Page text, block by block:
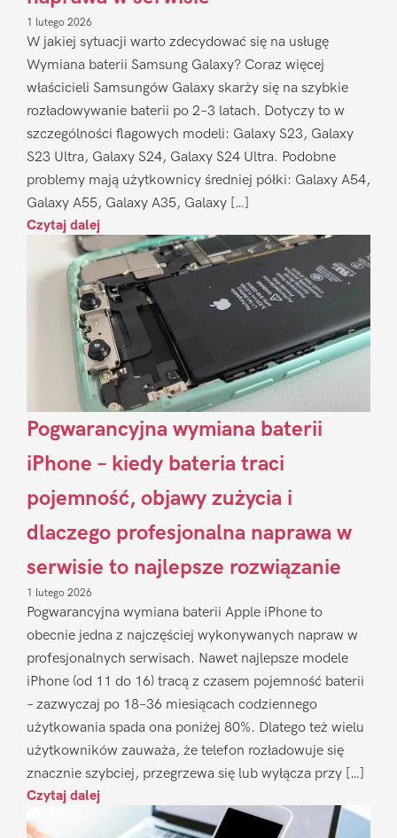
1 lutego 2026
W jakiej sytuacji warto zdecydować się na usługę
Wymiana baterii Samsung Galaxy? Coraz więcej
właścicieli Samsungów Galaxy skarży się na szybkie
rozładowywanie baterii po 2–3 latach. Dotyczy to w
szczególności flagowych modeli: Galaxy S23, Galaxy
S23 Ultra, Galaxy S24, Galaxy S24 Ultra. Podobne
problemy mają użytkownicy średniej półki: Galaxy A54,
Galaxy A55, Galaxy A35, Galaxy […]
Czytaj dalej
Pogwarancyjna wymiana baterii
iPhone – kiedy bateria traci
pojemność, objawy zużycia i
dlaczego profesjonalna naprawa w
serwisie to najlepsze rozwiązanie
1 lutego 2026
Pogwarancyjna wymiana baterii Apple iPhone to
obecnie jedna z najczęściej wykonywanych napraw w
profesjonalnych serwisach. Nawet najlepsze modele
iPhone (od 11 do 16) tracą z czasem pojemność baterii
– zazwyczaj po 18–36 miesiącach codziennego
użytkowania spada ona poniżej 80%. Dlatego też wielu
użytkowników zauważa, że telefon rozładowuje się
znacznie szybciej, przegrzewa się lub wyłącza przy […]
Czytaj dalej